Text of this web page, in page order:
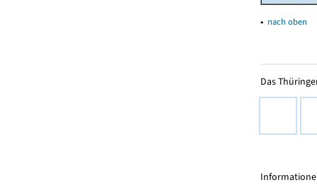
▴ nach oben
Das